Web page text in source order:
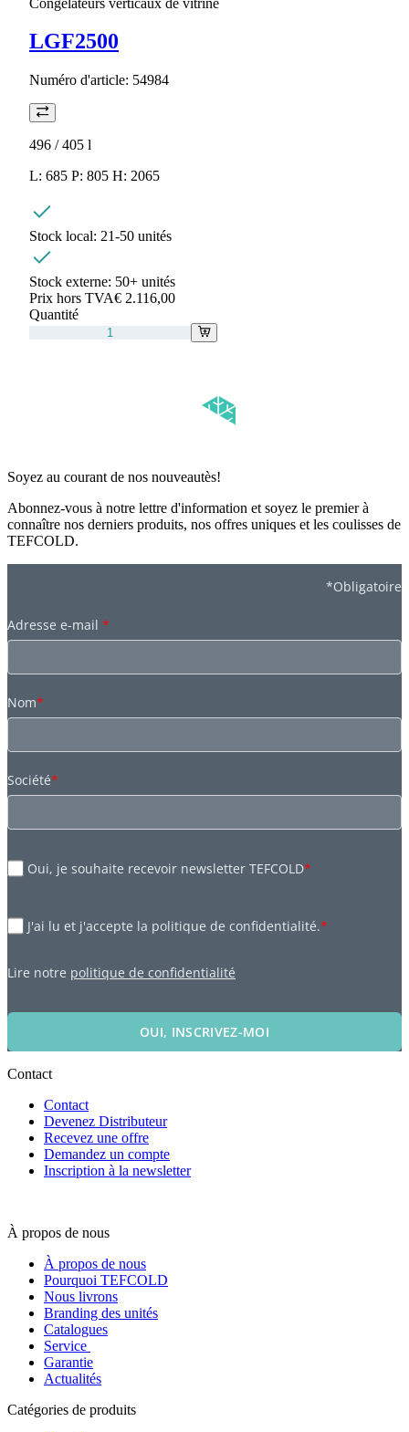
LGF2500
Numéro d'article: 54984
496 / 405 l
L: 685 P: 805 H: 2065
Stock local: 21-50 unités
Stock externe: 50+ unités
Prix hors TVA€ 2.116,00
Quantité
Soyez au courant de nos nouveautès!
Abonnez-vous à notre lettre d'information et soyez le premier à
connaître nos derniers produits, nos offres uniques et les coulisses de
TEFCOLD.
*Obligatoire
Adresse e-mail *
Nom*
Société*
Oui, je souhaite recevoir newsletter TEFCOLD*
J'ai lu et j'accepte la politique de confidentialité.*
Lire notre politique de confidentialité
OUI, INSCRIVEZ-MOI
Contact
Contact
Devenez Distributeur
Recevez une offre
Demandez un compte
Inscription à la newsletter
À propos de nous
À propos de nous
Pourquoi TEFCOLD
Nous livrons
Branding des unités
Catalogues
Service
Garantie
Actualités
Catégories de produits